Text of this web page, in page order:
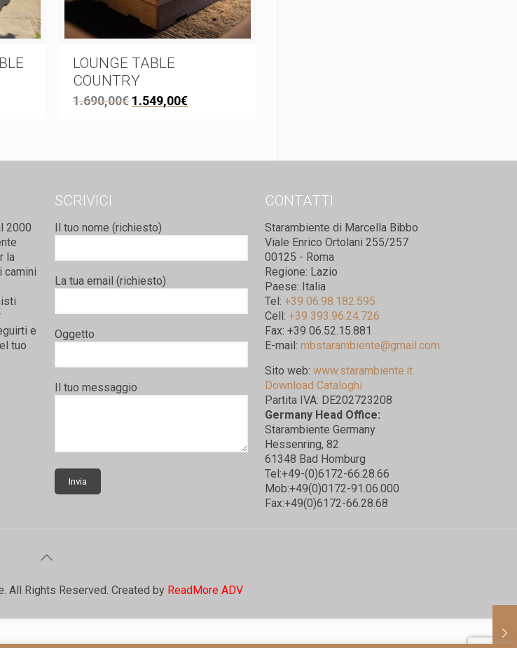
LOUNGE TABLE
COUNTRY
1.690,00€ 1.549,00€
2000
la
camini
e
tuo
SCRIVICI
Il tuo nome (richiesto)
La tua email (richiesto)
Oggetto
Il tuo messaggio
CONTATTI
Starambiente di Marcella Bibbo
Viale Enrico Ortolani 255/257
00125 - Roma
Regione: Lazio
Paese: Italia
Tel: +39 06.98.182.595
Cell: +39 393.96.24.726
Fax: +39 06.52.15.881
E-mail: mbstarambiente@gmail.com
Sito web: www.starambiente.it
Download Cataloghi
Partita IVA: DE202723208
Germany Head Office:
Starambiente Germany
Hessenring, 82
61348 Bad Homburg
Tel:+49-(0)6172-66.28.66
Mob:+49(0)0172-91.06.000
Fax:+49(0)6172-66.28.68
All Rights Reserved. Created by ReadMore ADV